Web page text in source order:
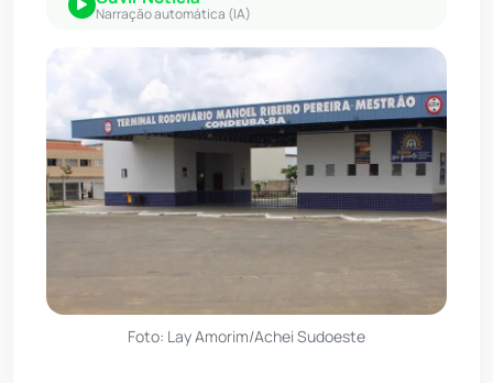
Narração automática (IA)
Foto: Lay Amorim/Achei Sudoeste